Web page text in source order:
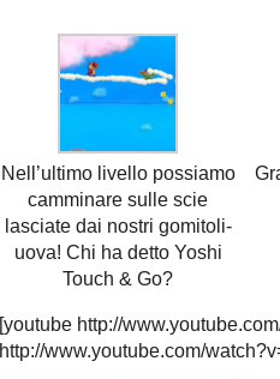
Nell’ultimo livello possiamo
camminare sulle scie
lasciate dai nostri gomitoli-
uova! Chi ha detto Yoshi
Touch & Go?
[youtube http://
http://www.youtube.com/